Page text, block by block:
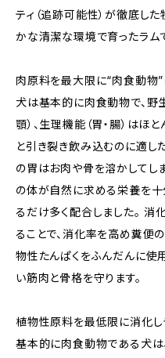
ティ（追跡可能性）が徹底し
かな清潔な環境で育ったラム
肉原料を最大限に“肉食動物
犬は基本的に肉食動物で、野
顎）、生理機能（胃・腸）はほ
と引き裂き飲み込むのに適し
の胃はお肉や骨を溶かしてし
の体が自然に求める栄養を十
るだけ多く配合しました。 消
ることで、消化率を高め糞便
物性たんぱくをふんだんに使
い筋肉と骨格を守ります。
植物性原料を最低限に消化し
基本的に肉食動物である犬